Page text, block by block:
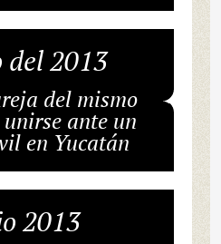
2013
del mismo
unirse ante un
en Yucatán
2013